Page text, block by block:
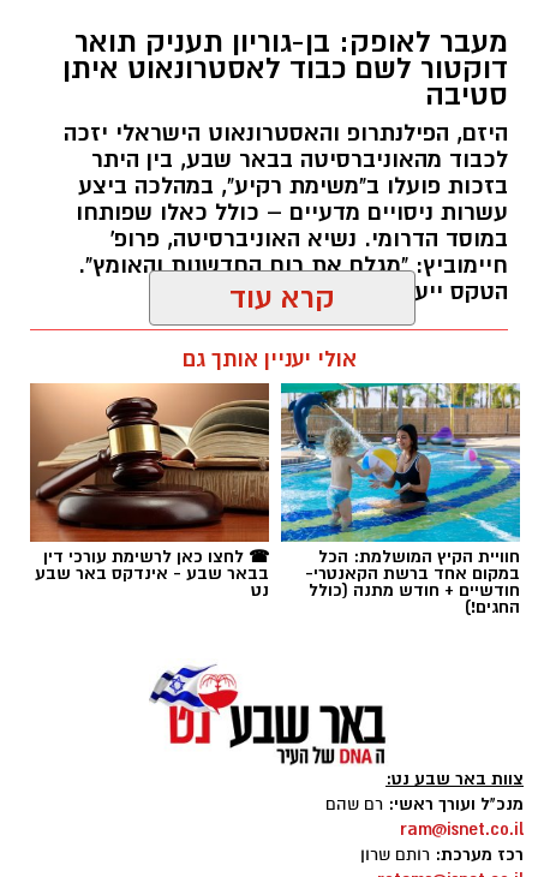
מעבר לאופק: בן-גוריון תעניק תואר
דוקטור לשם כבוד לאסטרונאוט איתן
סטיבה
היזם, הפילנתרופ והאסטרונאוט הישראלי יזכה
לכבוד מהאוניברסיטה בבאר שבע, בין היתר
בזכות פועלו ב"משימת רקיע", במהלכה ביצע
עשרות ניסויים מדעיים – כולל כאלו שפותחו
במוסד הדרומי. נשיא האוניברסיטה, פרופ'
חיימוביץ: "מגלם את רוח החדשנות והאומץ".
הטקס ייערך באוקטובר הקרוב.
תגים:בן-גוריון
קרא עוד
אולי יעניין אותך גם
חוויית הקיץ המושלמת: הכל
במקום אחד ברשת הקאנטרי-
חודשיים + חודש מתנה (כולל
החגים!)
☎ לחצו כאן לרשימת עורכי דין
בבאר שבע - אינדקס באר שבע
נט
צוות באר שבע נט:
מנכ"ל ועורך ראשי: רם שהם
ram@isnet.co.il
רכז מערכת: רותם שרון